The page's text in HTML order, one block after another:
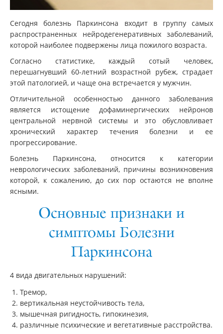
Сегодня болезнь Паркинсона входит в группу самых
распространенных нейродегенеративных заболеваний,
которой наиболее подвержены лица пожилого возраста.
Согласно статистике, каждый сотый человек,
перешагнувший 60-летний возрастной рубеж, страдает
этой патологией, и чаще она встречается у мужчин.
Отличительной особенностью данного заболевания
является истощение дофаминергических нейронов
центральной нервной системы и это обусловливает
хронический характер течения болезни и ее
прогрессирование.
Болезнь Паркинсона, относится к категории
неврологических заболеваний, причины возникновения
которой, к сожалению, до сих пор остаются не вполне
ясными.
Основные признаки и
симптомы Болезни
Паркинсона
4 вида двигательных нарушений:
Тремор,
вертикальная неустойчивость тела,
мышечная ригидность, гипокинезия,
различные психические и вегетативные расстройства.